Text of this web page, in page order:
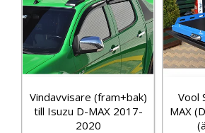
Vindavvisare (fram+bak)
till Isuzu D-MAX 2017-
2020
Vool
MAX